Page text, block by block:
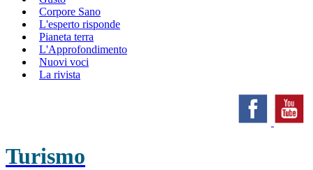
Corpore Sano
L'esperto risponde
Pianeta terra
L'Approfondimento
Nuovi voci
La rivista
Turismo